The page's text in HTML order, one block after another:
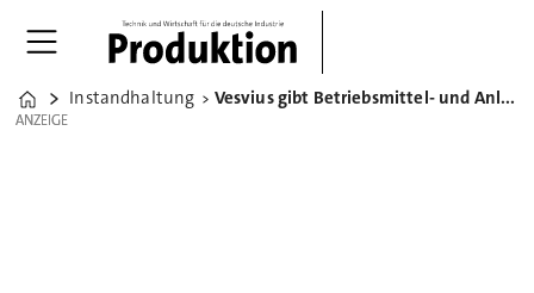
Home
Instandhaltung Vesvius gibt Betriebsmittel- und Anlagenmanagement an Wisag
ANZEIGE
ANZEIGE